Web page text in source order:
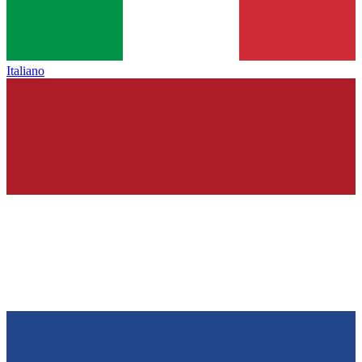
Italiano